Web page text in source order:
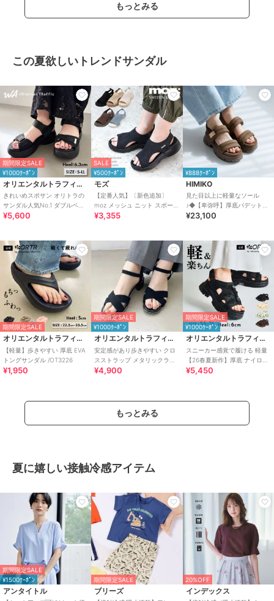
もっとみる
この夏欲しいトレンドサンダル
期間限定SALE
¥1000ｸｰﾎﾟﾝ
オリエンタルトラフィック
きれいめスポサン オリトラの
サンダル人気No.1 ダブルベル
ト スポーツサンダル /42207
¥5,600
SALE
¥500ｸｰﾎﾟﾝ
モズ
【定番人気】〔新色追加〕
moz メッシュ ニット スポーツ
サンダル
¥3,355
¥888ｸｰﾎﾟﾝ
HIMIKO
見た目以上に軽量なソール
♪◆【卑弥呼】厚底パデットサ
ンダル/661201
¥23,100
期間限定SALE
オリエンタルトラフィック
【軽量】歩きやすい 厚底 EVA
トングサンダル /OT3226
¥1,950
期間限定SALE
¥1000ｸｰﾎﾟﾝ
オリエンタルトラフィック
安定感があり歩きやすい クロ
スストラップ メタリックライ
ン サンダル /55201
¥4,900
期間限定SALE
¥1000ｸｰﾎﾟﾝ
オリエンタルトラフィック
スニーカー感覚で履ける 軽量
【26春夏新作】厚底 ナイロン
スポーツサンダル /OT3232
¥5,450
もっとみる
夏に嬉しい接触冷感アイテム
期間限定SALE
¥1500ｸｰﾎﾟﾝ
アンタイトル
期間限定SALE
ブリーズ
20%OFF
インデックス